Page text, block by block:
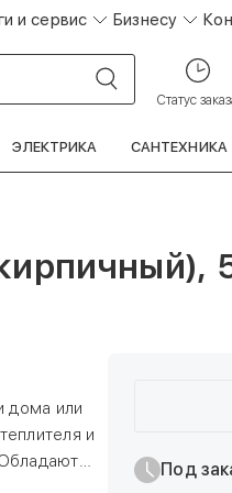
и сервис Бизнесу
Статус
ЭЛЕКТРИКА САНТЕХНИКА
дома или
и
Под